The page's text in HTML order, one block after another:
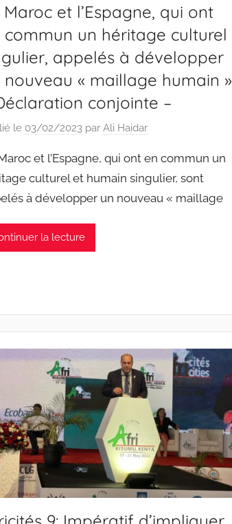
Maroc et l’Espagne, qui ont
commun un héritage culturel
appelés à développer
nouveau « maillage humain »
conjointe –
le 03/02/2023 parAli Haidar
et l’Espagne, qui ont en commun un
culturel et humain singulier, sont
à développer un nouveau « maillage
la lecture